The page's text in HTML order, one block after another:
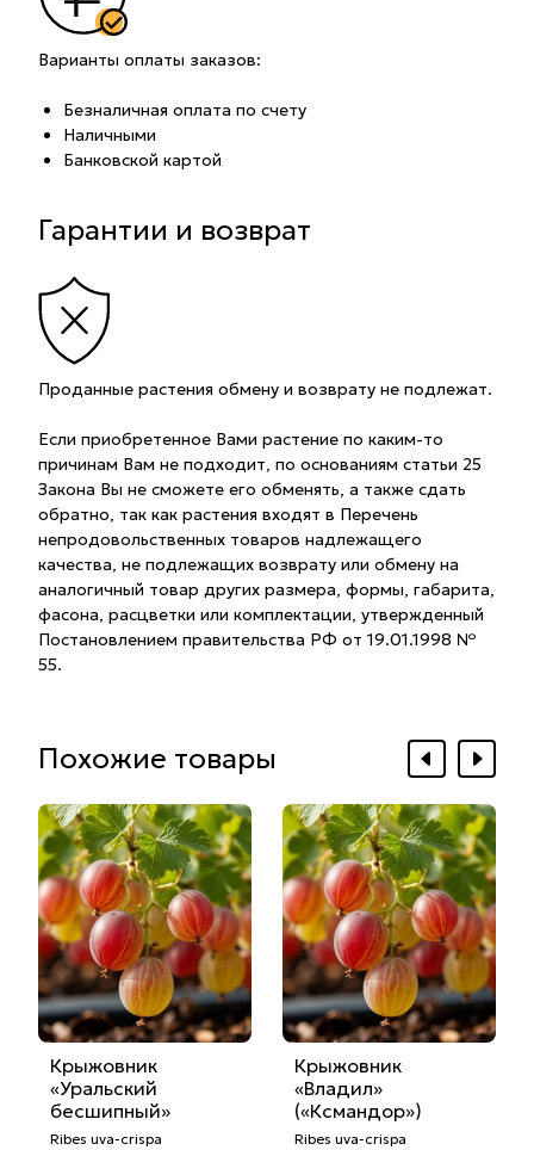
Варианты оплаты заказов:
Безналичная оплата по счету
Наличными
Банковской картой
Гарантии и возврат
Проданные растения обмену и возврату не подлежат.
Если приобретенное Вами растение по каким-то
причинам Вам не подходит, по основаниям статьи 25
Закона Вы не сможете его обменять, а также сдать
обратно, так как растения входят в Перечень
непродовольственных товаров надлежащего
качества, не подлежащих возврату или обмену на
аналогичный товар других размера, формы, габарита,
фасона, расцветки или комплектации, утвержденный
Постановлением правительства РФ от 19.01.1998 №
55.
Похожие товары
Крыжовник
«Уральский
бесшипный»
Ribes uva-crispa
Крыжовник
«Владил»
(«Ксмандор»)
Ribes uva-crispa